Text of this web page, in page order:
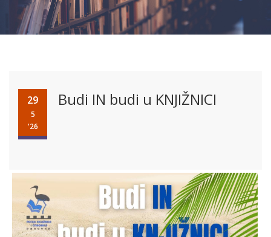
29
5
'26
Budi IN budi u KNJIŽNICI